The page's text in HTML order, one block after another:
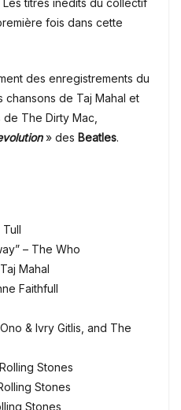
Les titres inédits du collectif
fois dans cette
des enregistrements du
chansons de Taj Mahal et
The Dirty Mac,
» des Beatles.
– The Who
Mahal
Faithfull
& Ivry Gitlis, and The
Stones
Stones
Stones